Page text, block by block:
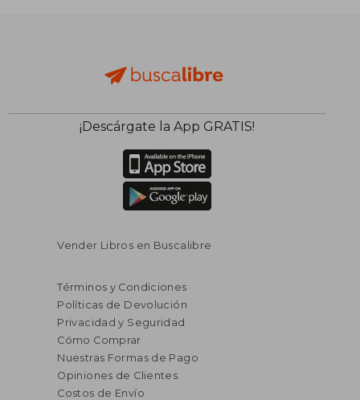
¡Descárgate la App GRATIS!
Vender Libros en Buscalibre
Términos y Condiciones
Políticas de Devolución
Privacidad y Seguridad
Cómo Comprar
Nuestras Formas de Pago
Opiniones de Clientes
Costos de Envío